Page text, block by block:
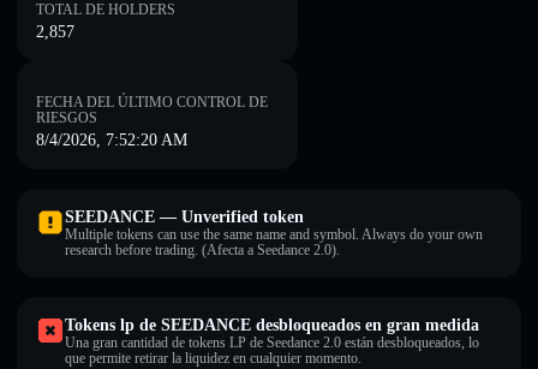
TOTAL DE HOLDERS
2,857
FECHA DEL ÚLTIMO CONTROL DE
RIESGOS
8/4/2026, 7:52:20 AM
SEEDANCE — Unverified token
Multiple tokens can use the same name and symbol. Always do your own
research before trading. (Afecta a Seedance 2.0).
Tokens lp de SEEDANCE desbloqueados en gran medida
Una gran cantidad de tokens LP de Seedance 2.0 están desbloqueados, lo
que permite retirar la liquidez en cualquier momento.